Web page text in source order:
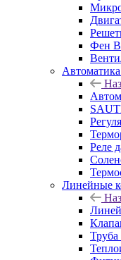
Фен
Автоматика
Реле
Линейные
Труба